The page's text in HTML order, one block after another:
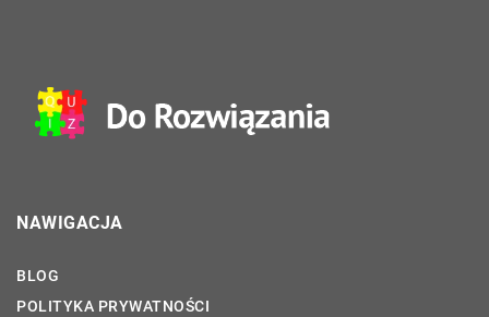
NAWIGACJA
BLOG
POLITYKA PRYWATNOŚCI